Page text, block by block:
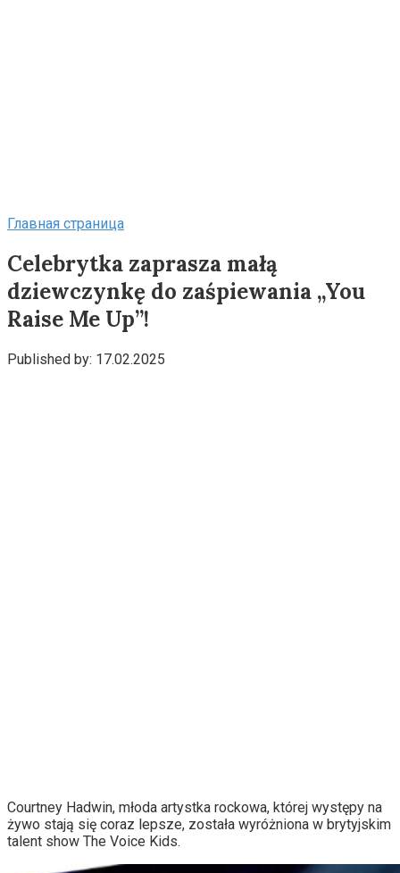
Главная страница
Celebrytka zaprasza małą
dziewczynkę do zaśpiewania „You
Raise Me Up”!
Published by: 17.02.2025
Courtney Hadwin, młoda artystka rockowa, której występy na
żywo stają się coraz lepsze, została wyróżniona w brytyjskim
talent show The Voice Kids.